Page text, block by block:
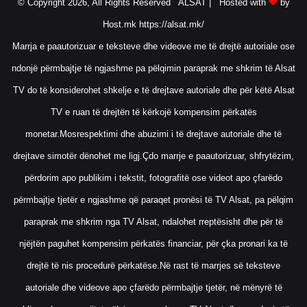
© Copyright 2026, All Rights Reserved ALSAT | Hosted with by
Host.mk https://alsat.mk/
Marrja e paautorizuar e teksteve dhe videove me të drejtë autoriale ose
ndonjë përmbajtje të ngjashme pa pëlqimin paraprak me shkrim të Alsat
TV do të konsiderohet shkelje e të drejtave autoriale dhe për këtë Alsat
TV e ruan të drejtën të kërkojë kompensim përkatës
monetar.Mosrespektimi dhe abuzimi i të drejtave autoriale dhe të
drejtave simotër dënohet me ligj.Çdo marrje e paautorizuar, shfrytëzim,
përdorim apo publikim i tekstit, fotografitë ose videot apo çfarëdo
përmbajtje tjetër e ngjashme që paraqet pronësi të TV Alsat, pa pëlqim
paraprak me shkrim nga TV Alsat, ndalohet rreptësisht dhe për të
njëjtën paguhet kompensim përkatës financiar, për çka pronari ka të
drejtë të nis procedurë përkatëse.Në rast të marrjes së teksteve
autoriale dhe videove apo çfarëdo përmbajtje tjetër, në mënyrë të